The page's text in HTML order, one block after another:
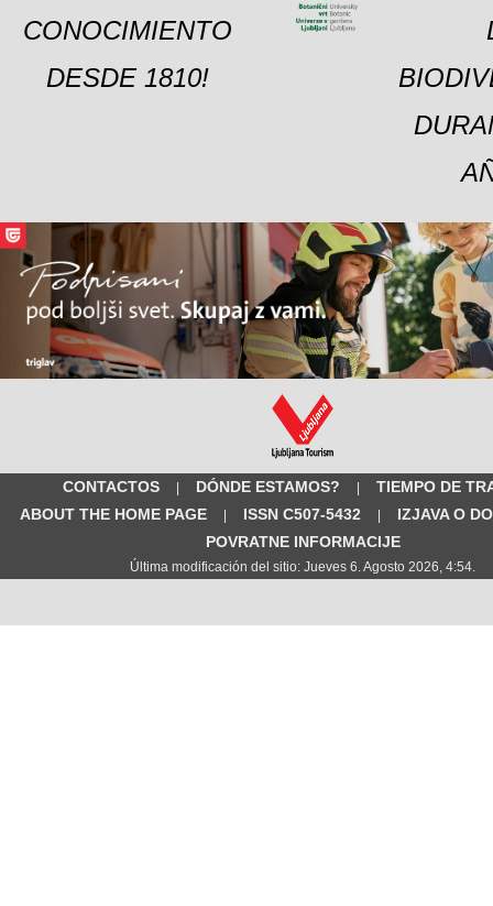
CONOCIMIENTO
DESDE 1810!
CONTACTOS | DÓNDE ESTAMOS? |
TIEMPO DE
ABOUT THE HOME PAGE
| ISSN C507-5432 |
IZJAVA O
POVRATNE INFORMACIJE
Última modificación del sitio: Jueves 6. Agosto 2026, 4:54.